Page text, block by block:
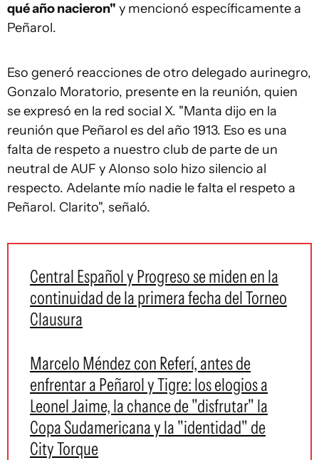
qué año nacieron" y mencionó específicamente a
Peñarol.
Eso generó reacciones de otro delegado aurinegro,
Gonzalo Moratorio, presente en la reunión, quien
se expresó en la red social X. "Manta dijo en la
reunión que Peñarol es del año 1913. Eso es una
falta de respeto a nuestro club de parte de un
neutral de AUF y Alonso solo hizo silencio al
respecto. Adelante mío nadie le falta el respeto a
Peñarol. Clarito", señaló.
Central Español y Progreso se miden en la
continuidad de la primera fecha del Torneo
Clausura
Marcelo Méndez con Referí, antes de
enfrentar a Peñarol y Tigre: los elogios a
Leonel Jaime, la chance de "disfrutar" la
Copa Sudamericana y la "identidad" de
City Torque